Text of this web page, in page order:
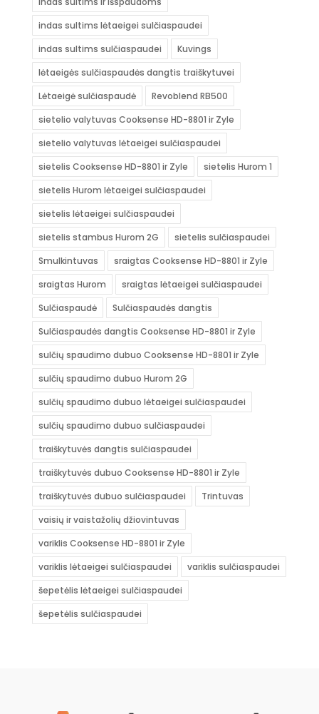
indas sultims lėtaeigei sulčiaspaudei
indas sultims sulčiaspaudei
Kuvings
lėtaeigės sulčiaspaudės dangtis traiškytuvei
Lėtaeigė sulčiaspaudė
Revoblend RB500
sietelio valytuvas Cooksense HD-8801 ir Zyle
sietelio valytuvas lėtaeigei sulčiaspaudei
sietelis Cooksense HD-8801 ir Zyle
sietelis Hurom 1
sietelis Hurom lėtaeigei sulčiaspaudei
sietelis lėtaeigei sulčiaspaudei
sietelis stambus Hurom 2G
sietelis sulčiaspaudei
Smulkintuvas
sraigtas Cooksense HD-8801 ir Zyle
sraigtas Hurom
sraigtas lėtaeigei sulčiaspaudei
Sulčiaspaudė
Sulčiaspaudės dangtis
Sulčiaspaudės dangtis Cooksense HD-8801 ir Zyle
sulčių spaudimo dubuo Cooksense HD-8801 ir Zyle
sulčių spaudimo dubuo Hurom 2G
sulčių spaudimo dubuo lėtaeigei sulčiaspaudei
sulčių spaudimo dubuo sulčiaspaudei
traiškytuvės dangtis sulčiaspaudei
traiškytuvės dubuo Cooksense HD-8801 ir Zyle
traiškytuvės dubuo sulčiaspaudei
Trintuvas
vaisių ir vaistažolių džiovintuvas
variklis Cooksense HD-8801 ir Zyle
variklis lėtaeigei sulčiaspaudei
variklis sulčiaspaudei
šepetėlis lėtaeigei sulčiaspaudei
šepetėlis sulčiaspaudei